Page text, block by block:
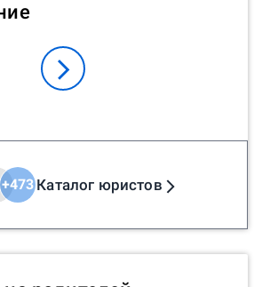
+473Каталог юристов